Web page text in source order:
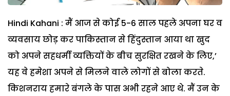
Hindi Kahani : मैं आज से कोई 5-6 साल पहले अपना घर व
व्यवसाय छोड़ कर पाकिस्तान से हिंदुस्तान आया था खुद
को अपने सहधर्मी व्यक्तियों के बीच सुरक्षित रखने के लिए,’
यह वे हमेशा अपने से मिलने वाले लोगों से बोला करते.
किशनराय हमारे बंगले के पास अभी रहने आए थे. मैं उन के